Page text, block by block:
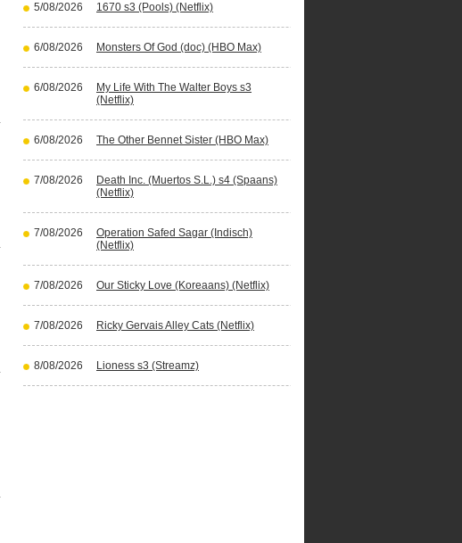
5/08/2026 1670 s3 (Pools) (Netflix)
6/08/2026 Monsters Of God (doc) (HBO Max)
6/08/2026
My Life With The Walter Boys s3
(Netflix)
6/08/2026 The Other Bennet Sister (HBO Max)
7/08/2026
Death Inc. (Muertos S.L.) s4 (Spaans)
(Netflix)
7/08/2026
Operation Safed Sagar (Indisch)
(Netflix)
7/08/2026 Our Sticky Love (Koreaans) (Netflix)
7/08/2026 Ricky Gervais Alley Cats (Netflix)
8/08/2026 Lioness s3 (Streamz)